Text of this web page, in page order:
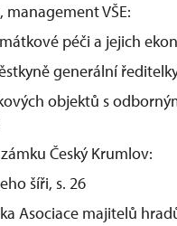
management VŠE:
péči a jejich
generální
objektů s
Český Krumlov:
šíři, s. 26
Asociace majitelů